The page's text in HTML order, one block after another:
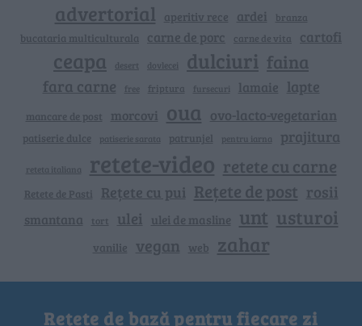
advertorial aperitiv rece ardei branza
bucataria multiculturala carne de porc carne de vita cartofi
ceapa desert dovlecei dulciuri faina
fara carne free friptura fursecuri lamaie lapte
mancare de post morcovi oua ovo-lacto-vegetarian
patiserie dulce patiserie sarata patrunjel pentru iarna prajitura
reteta italiana retete-video retete cu carne
Retete de Pasti Rețete cu pui Rețete de post rosii
smantana tort ulei ulei de masline unt usturoi
vanilie vegan web zahar
Rețete de bază pentru fiecare zi